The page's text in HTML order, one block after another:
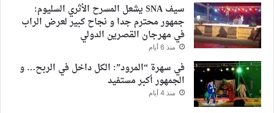
سيف SNA يشعل المسرح الأثري السليوم:
جمهور محترم جدا و نجاح كبير لعرض الراب
في مهرجان القصرين الدولي
منذ 6 أيام
في سهرة “المرود”: الكل داخل في الربح… و
الجمهور أكبر مستفيد
منذ 4 أيام